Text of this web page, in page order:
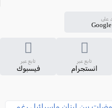
على
تابع عبر
انستجرام
تابع عبر
فيسبوك